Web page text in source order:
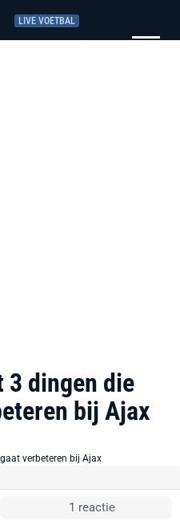
LIVE VOETBAL
3 dingen die
bij Ajax
1 reactie